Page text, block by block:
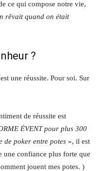
ce qui compose notre vie,
rêvait quand on était
?
une réussite. Pour soi. Sur
de réussite est
ÉVENT pour plus 300
de poker entre potes », il est
une confiance plus forte que
jouent mes potes. )